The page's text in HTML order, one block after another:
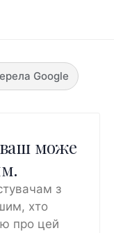
Google
ваш може
з
хто
про цей